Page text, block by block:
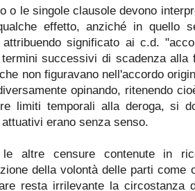
o le singole clausole devono
effetto, anziché in quello
attribuendo significato ai c.d.
successivi di scadenza alla
non figuravano nell'accordo
opinando, ritenendo
limiti temporali alla deroga, si
erano senza senso.
altre censure contenute in
della volontà delle parti come
resta irrilevante la circostanza